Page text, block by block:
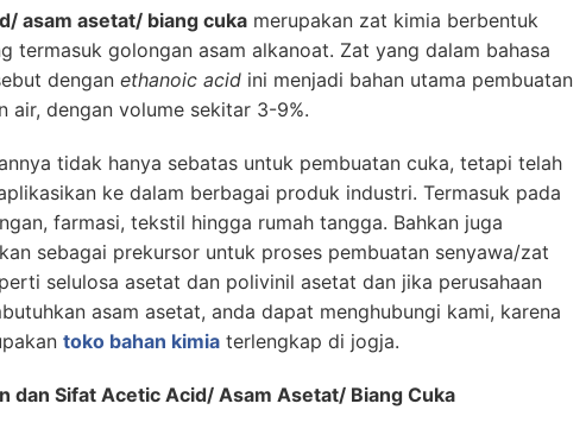
asam asetat/ biang cuka merupakan zat kimia berbentuk
termasuk golongan asam alkanoat. Zat yang dalam bahasa
dengan ethanoic acid ini menjadi bahan utama pembuatan
air, dengan volume sekitar 3-9%.
tidak hanya sebatas untuk pembuatan cuka, tetapi telah
ke dalam berbagai produk industri. Termasuk pada
farmasi, tekstil hingga rumah tangga. Bahkan juga
sebagai prekursor untuk proses pembuatan senyawa/zat
selulosa asetat dan polivinil asetat dan jika perusahaan
asam asetat, anda dapat menghubungi kami, karena
toko bahan kimia terlengkap di jogja.
dan Sifat Acetic Acid/ Asam Asetat/ Biang Cuka